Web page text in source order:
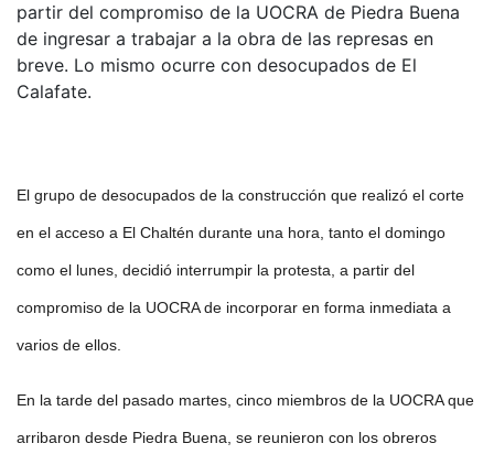
partir del compromiso de la UOCRA de Piedra Buena
de ingresar a trabajar a la obra de las represas en
breve. Lo mismo ocurre con desocupados de El
Calafate.
El grupo de desocupados de la construcción que realizó el corte
en el acceso a El Chaltén durante una hora, tanto el domingo
como el lunes, decidió interrumpir la protesta, a partir del
compromiso de la UOCRA de incorporar en forma inmediata a
varios de ellos.
En la tarde del pasado martes, cinco miembros de la UOCRA que
arribaron desde Piedra Buena, se reunieron con los obreros